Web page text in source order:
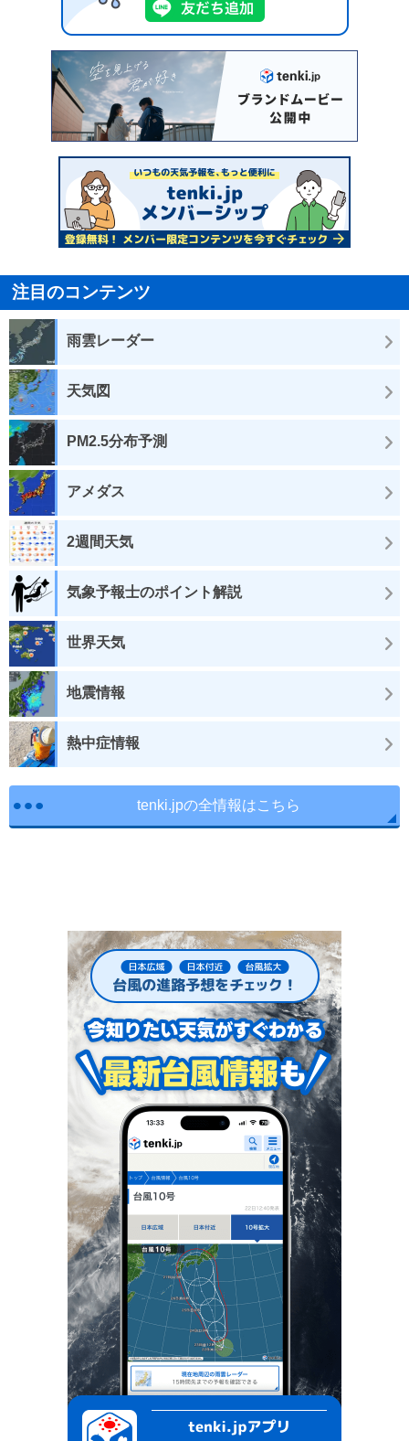
注目のコンテンツ
雨雲レーダー
天気図
PM2.5分布予測
アメダス
2週間天気
気象予報士のポイント解説
世界天気
地震情報
熱中症情報
tenki.jpの全情報はこちら